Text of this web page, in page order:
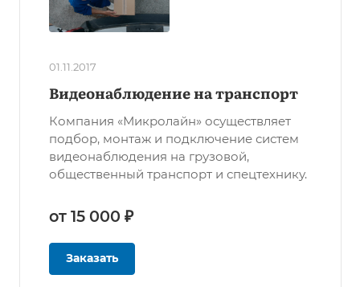
01.11.2017
Видеонаблюдение на транспорт
Компания «Микролайн» осуществляет
подбор, монтаж и подключение систем
видеонаблюдения на грузовой,
общественный транспорт и спецтехнику.
от 15 000 ₽
Заказать